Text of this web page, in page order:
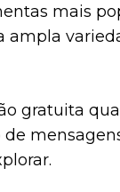
mais
ampla
gratuita